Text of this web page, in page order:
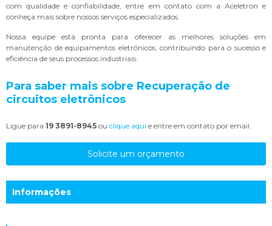
com qualidade e confiabilidade, entre em contato com a Aceletron e
conheça mais sobre nossos serviços especializados.
Nossa equipe está pronta para oferecer as melhores soluções em
manutenção de equipamentos eletrônicos, contribuindo para o sucesso e
eficiência de seus processos industriais.
Para saber mais sobre Recuperação de
circuitos eletrônicos
Ligue para 19 3891-8945 ou clique aqui e entre em contato por email.
Solicite um orçamento
Informações